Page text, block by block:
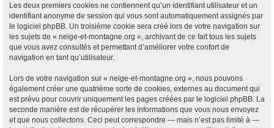
Les deux premiers cookies ne contiennent qu’un identifiant utilisateur et un
identifiant anonyme de session qui vous sont automatiquement assignés par
le logiciel phpBB. Un troisième cookie sera créé lors de votre navigation sur
les sujets de « neige-et-montagne.org », archivant de ce fait tous les sujets
que vous avez consultés et permettant d’améliorer votre confort de
navigation en tant qu’utilisateur.
Lors de votre navigation sur « neige-et-montagne.org », nous pouvons
également créer une quatrième sorte de cookies, externes au document qui
est prévu pour couvrir uniquement les pages créées par le logiciel phpBB. La
seconde manière est de récupérer les informations que vous nous envoyez
et que nous collectons. Ceci peut correspondre — mais n’est pas limité à —